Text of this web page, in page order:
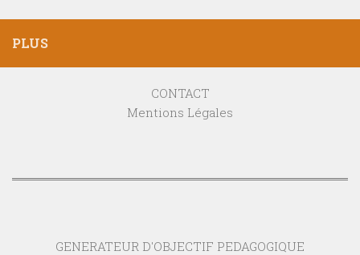
PLUS
CONTACT
Mentions Légales
GENERATEUR D'OBJECTIF PEDAGOGIQUE